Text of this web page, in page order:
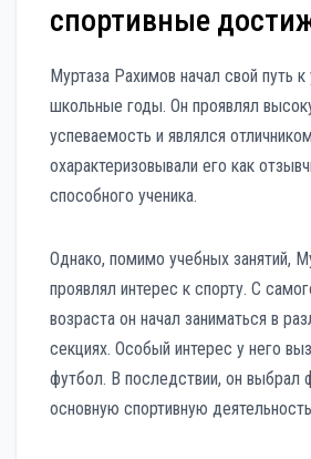
спортивные
Муртаза Рахимов начал свой путь
школьные годы. Он проявлял
успеваемость и являлся
охарактеризовывали его как
способного ученика.
Однако, помимо учебных занятий,
проявлял интерес к спорту. С
возраста он начал заниматься в
секциях. Особый интерес у него
футбол. В последствии, он выбрал
основную спортивную